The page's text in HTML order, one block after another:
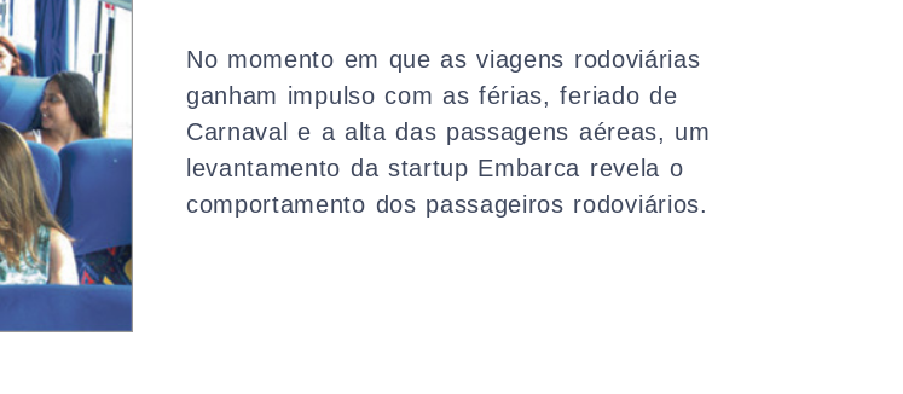
No momento em que as viagens rodoviárias
ganham impulso com as férias, feriado de
Carnaval e a alta das passagens aéreas, um
levantamento da startup Embarca revela o
comportamento dos passageiros rodoviários.